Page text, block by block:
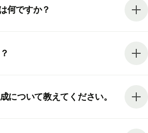
何ですか？
について教えてください。